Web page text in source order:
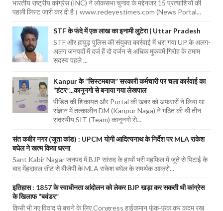
भारतीय राष्ट्रीय कांग्रेस (INC) ने लोकसभा चुनाव के मद्देनजर 15 प्रत्याशियों की
पहली लिस्ट जारी कर दी है। www.redeyestimes.com (News Portal...
STF के फंदे में एक लाख का इनामी लुटेरा | Uttar Pradesh
STF और हापुड़ पुलिस की संयुक्त कार्रवाई में धरा गया UP के अलग-
अलग जनपदों में दर्ज हैं दो दर्जन से अधिक मुकदमें गिरोह के तमाम
सदस्य पहले ...
Kanpur के “सिस्टमबाज” सरकारी कर्मचारी पर चला कार्रवाई का
“हंटर”...कानूनगो से बनाया गया लेखपाल
पीड़ित की शिकायत और Portal की खबर को अफसरों ने लिया था
संज्ञान में तत्कालीन DM (Kanpur Naga) ने गठित की थी तीन
सदस्यीय SIT (Team) कानूनगो से...
संत कबीर नगर (जूता कांड) : UPCM योगी आदित्यनाथ के निर्देश पर MLA राकेश
बघेल ने खत्म किया धरना
Sant Kabir Nagar जनपद में BJP सांसद के हाथों भरी महफिल में जूते से पिटाई के
बाद मेंहदावल सीट से बीजेपी के MLA राकेश बघेल के समर्थक आक्रो...
इतिहास : 1857 के स्वाधीनता आंदोलन को लेकर BJP खड़ा कर सकती थी कांग्रेस
के खिलाफ “बवंडर”
किसी भी नए विवाद से बचने के लिए Congress हाईकमान फूंक-फूंक कर कदम रख